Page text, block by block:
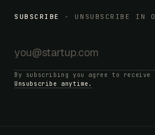
SUBSCRIBE - UNSUBSCRIBE IN
By subscribing you agree to
Unsubscribe anytime.